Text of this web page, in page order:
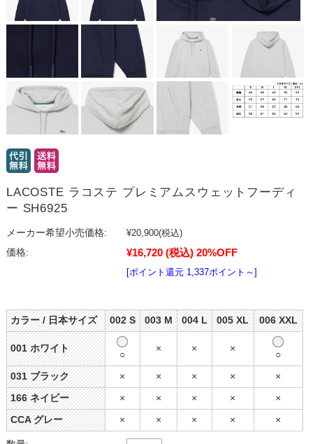
LACOSTE ラコステ プレミアムスウェットフーディ
ー SH6925
メーカー希望小売価格: ¥20,900(税込)
価格:
¥16,720 (税込) 20%OFF
[ポイント還元 1,337ポイント～]
カラー / 日本サイズ 002 S 003 M 004 L 005 XL 006 XXL
001 ホワイト
○
× × ×
○
031 ブラック × × × × ×
166 ネイビー × × × × ×
CCA グレー × × × × ×